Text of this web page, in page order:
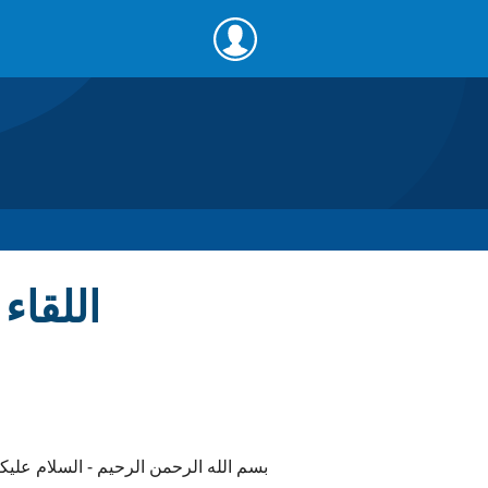
بسم الله الرحمن الرحيم - السلام